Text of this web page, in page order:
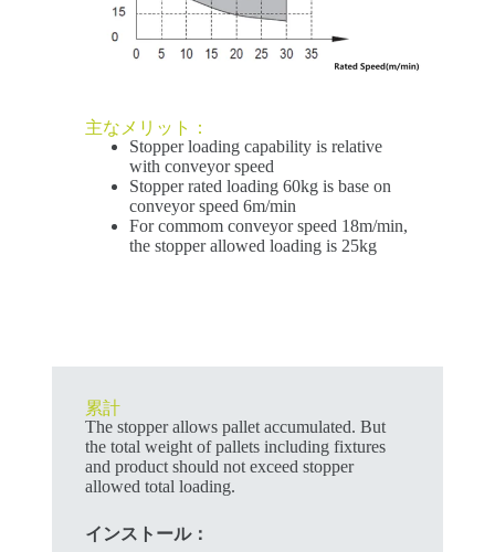
主なメリット：
Stopper loading capability is relative
with conveyor speed
Stopper rated loading 60kg is base on
conveyor speed 6m/min
For commom conveyor speed 18m/min,
the stopper allowed loading is 25kg
累計
The stopper allows pallet accumulated. But
the total weight of pallets including fixtures
and product should not exceed stopper
allowed total loading.
インストール：